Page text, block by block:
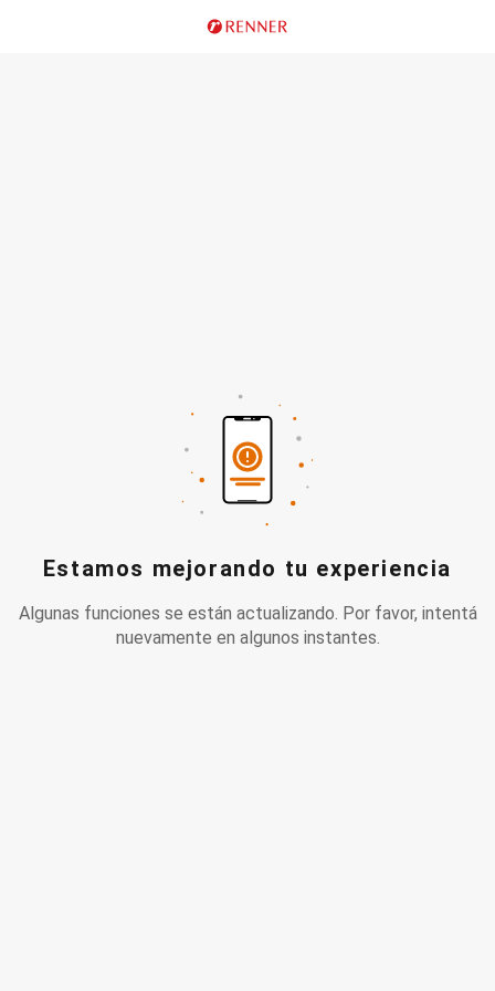
Estamos mejorando tu experiencia
Algunas funciones se están actualizando. Por favor, intentá
nuevamente en algunos instantes.